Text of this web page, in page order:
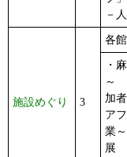
－
施設めぐり 3
各
・
～
加
ア
業
展